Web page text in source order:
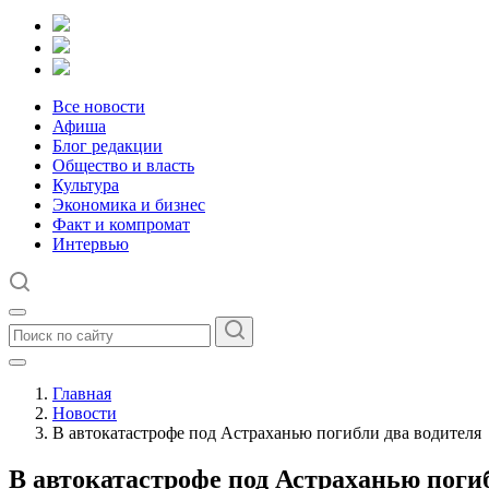
Все новости
Афиша
Блог редакции
Общество и власть
Культура
Экономика и бизнес
Факт и компромат
Интервью
Главная
Новости
В автокатастрофе под Астраханью погибли два водителя
В автокатастрофе под Астраханью